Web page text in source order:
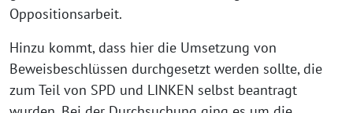
Oppositionsarbeit.
Hinzu kommt, dass hier die Umsetzung von
Beweisbeschlüssen durchgesetzt werden sollte, die
zum Teil von SPD und LINKEN selbst beantragt